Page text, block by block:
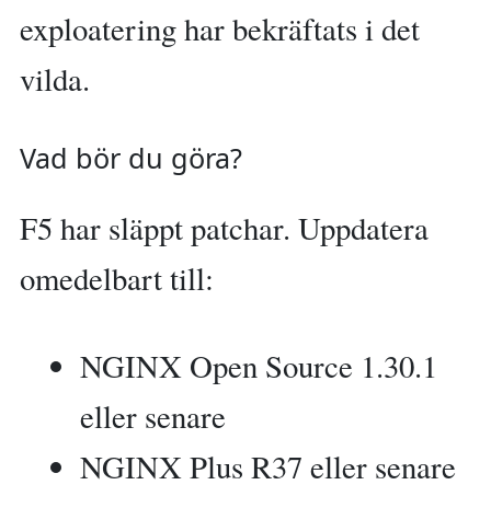
exploatering har bekräftats i det
vilda.
Vad bör du göra?
F5 har släppt patchar. Uppdatera
omedelbart till:
NGINX Open Source 1.30.1
eller senare
NGINX Plus R37 eller senare